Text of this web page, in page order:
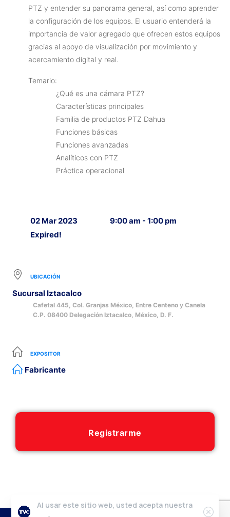
PTZ y entender su panorama general, así como aprender
la configuración de los equipos. El usuario entenderá la
importancia de valor agregado que ofrecen estos equipos
gracias al apoyo de visualización por movimiento y
acercamiento digital y real.
Temario:
¿Qué es una cámara PTZ?
Características principales
Familia de productos PTZ Dahua
Funciones básicas
Funciones avanzadas
Analíticos con PTZ
Práctica operacional
02 Mar 2023
Expired!
9:00 am - 1:00 pm
UBICACIÓN
Sucursal Iztacalco
Cafetal 445, Col. Granjas México, Entre Centeno y Canela
C.P. 08400 Delegación Iztacalco, México, D. F.
EXPOSITOR
Fabricante
Registrarme
Al usar este sitio web, usted acepta nuestra